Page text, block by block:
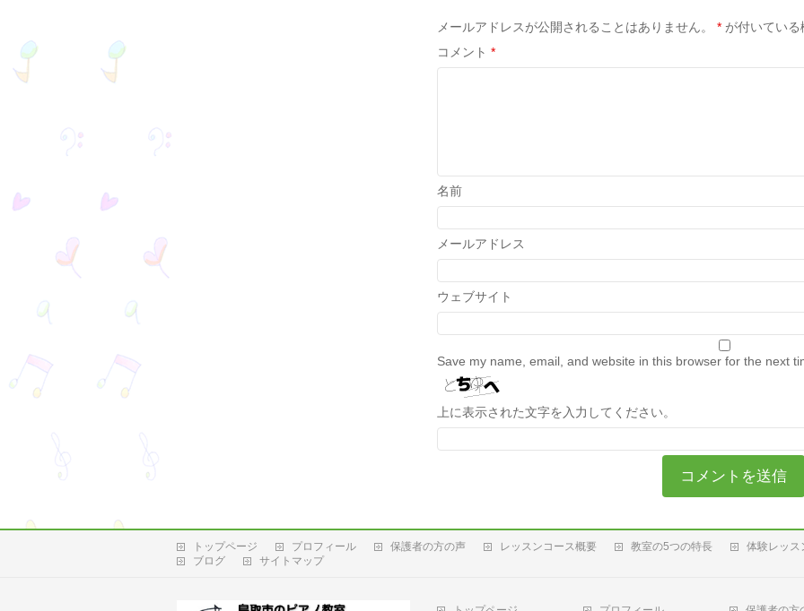
メールアドレスが公開されることはありません。 * が付いてい
コメント *
名前
メールアドレス
ウェブサイト
Save my name, email, and website in this browser for the next
上に表示された文字を入力してください。
トップページ プロフィール 保護者の方の声 レッスンコース概要 教室の5つの特長
体験レッス
ブログ
サイトマップ